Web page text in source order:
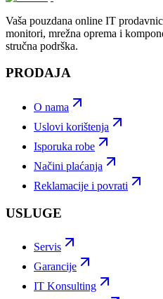
Vaša pouzdana online IT
monitori, mrežna oprema i
stručna podrška.
PRODAJA
O nama
Uslovi korištenja
Isporuka robe
Načini plaćanja
Reklamacije i povrati
USLUGE
Servis
Garancije
IT Konsulting